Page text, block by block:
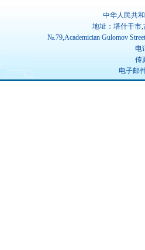
中华人民共
地址：塔什干市
№.79,Academician Gulomov
电
传
电子邮